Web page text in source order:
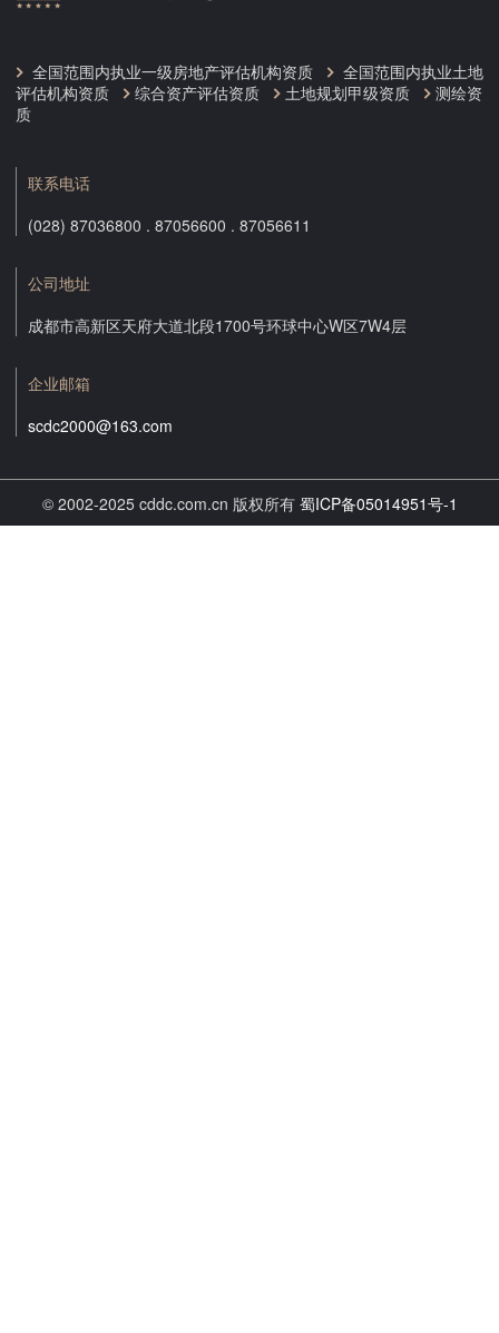
全国范围内执业一级房地产评估机构资质
全国范围内执业土地
评估机构资质
综合资产评估资质 土地规划甲级资质
测绘资
质
联系电话
(028) 87036800 . 87056600 . 87056611
公司地址
成都市高新区天府大道北段1700号环球中心W区7W4层
企业邮箱
scdc2000@163.com
© 2002-2025 cddc.com.cn 版权所有 蜀ICP备05014951号-1